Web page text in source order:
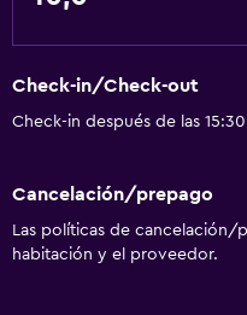
Check-in/Check-out
Check-in después de las
Cancelación/prepago
Las políticas de cancelación/
habitación y el proveedor.